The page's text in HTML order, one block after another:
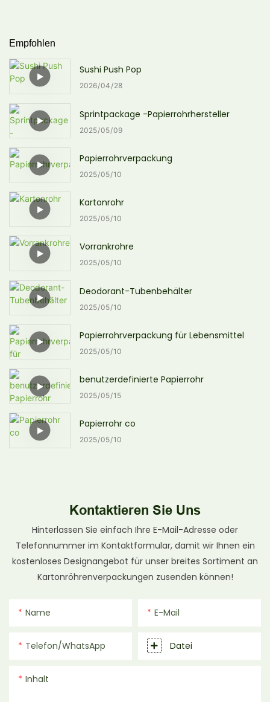
Empfohlen
Sushi Push Pop
2026 04 28
Sprintpackage -Papierrohrhersteller
2025 05 09
Papierrohrverpackung
2025 05 10
Kartonrohr
2025 05 10
Vorrankrohre
2025 05 10
Deodorant-Tubenbehälter
2025 05 10
Papierrohrverpackung für Lebensmittel
2025 05 10
benutzerdefinierte Papierrohr
2025 05 15
Papierrohr co
2025 05 10
Kontaktieren Sie Uns
Hinterlassen Sie einfach Ihre E-Mail-Adresse oder
Telefonnummer im Kontaktformular, damit wir Ihnen ein
kostenloses Designangebot für unser breites Sortiment an
Kartonröhrenverpackungen zusenden können!
Name E-Mail
Telefon/WhatsApp Datei
Inhalt